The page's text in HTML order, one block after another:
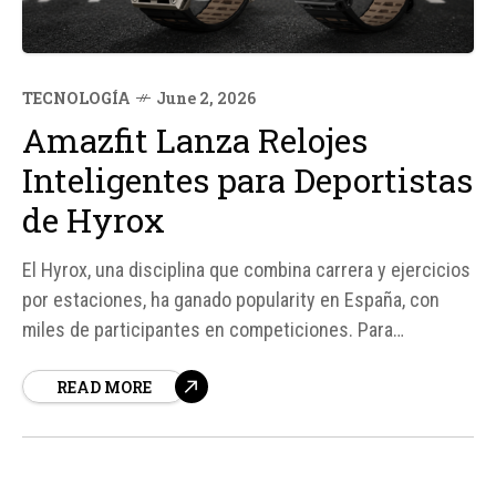
TECNOLOGÍA June 2, 2026
Amazfit Lanza Relojes
Inteligentes para Deportistas
de Hyrox
El Hyrox, una disciplina que combina carrera y ejercicios
por estaciones, ha ganado popularity en España, con
miles de participantes en competiciones. Para
Amazfit ha lanzado dos relojes inteligentes: el Amazfit
READ MORE